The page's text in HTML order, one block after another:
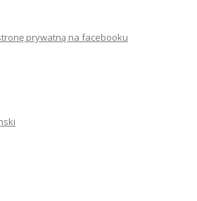
prywatną na facebooku